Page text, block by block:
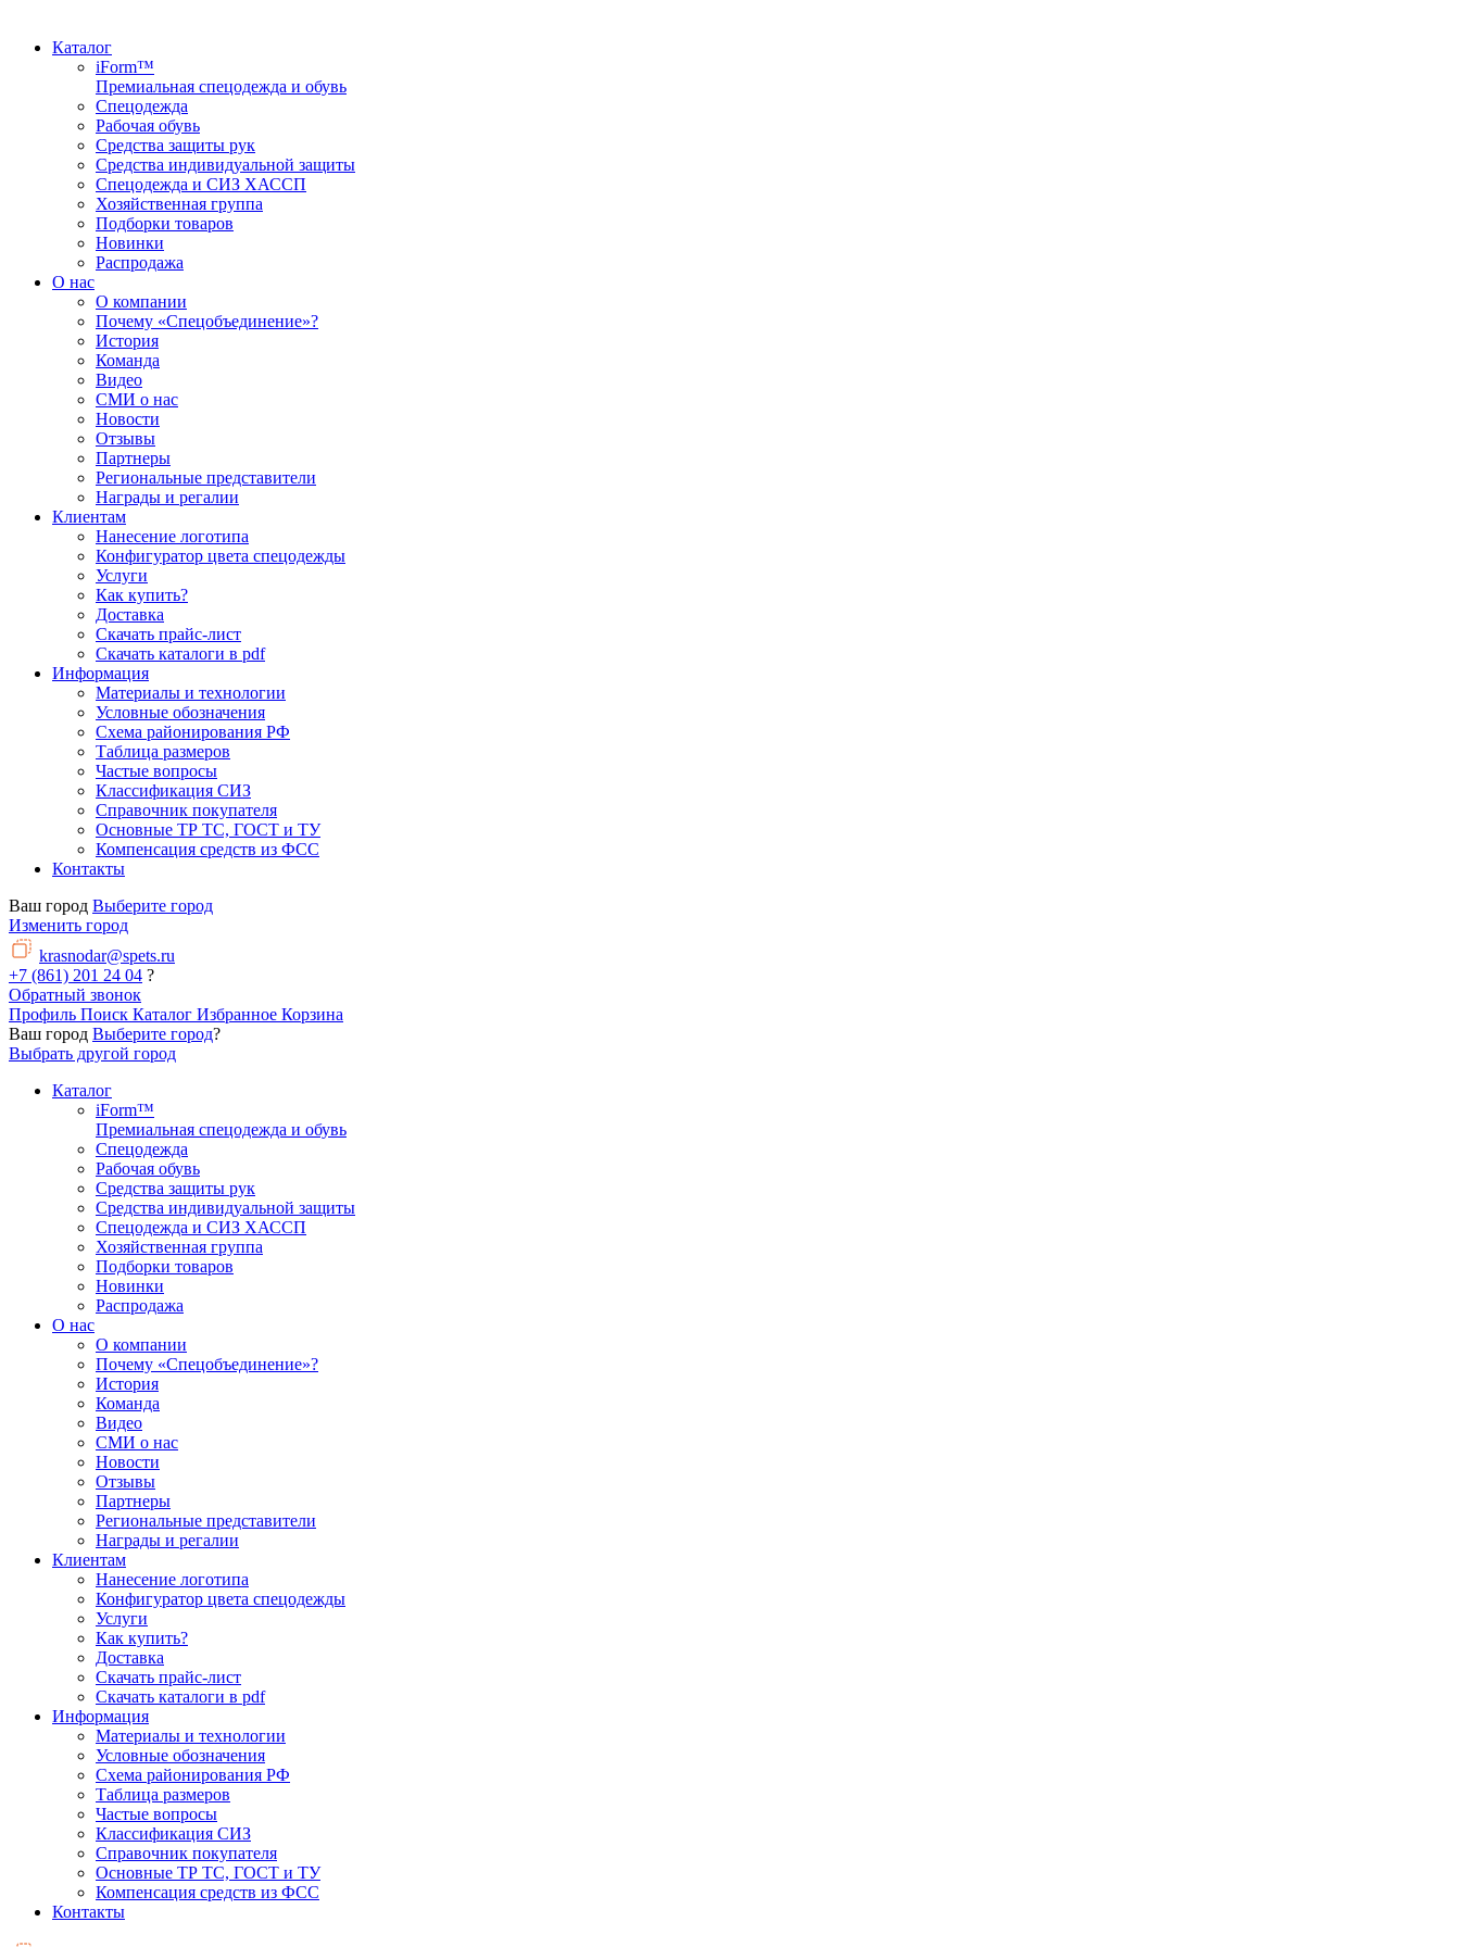
Каталог
iForm™
Премиальная спецодежда и обувь
Спецодежда
Рабочая обувь
Средства защиты рук
Средства индивидуальной защиты
Спецодежда и СИЗ ХАССП
Хозяйственная группа
Подборки товаров
Новинки
Распродажа
О нас
О компании
Почему «Спецобъединение»?
История
Команда
Видео
СМИ о нас
Новости
Отзывы
Партнеры
Региональные представители
Награды и регалии
Клиентам
Нанесение логотипа
Конфигуратор цвета спецодежды
Услуги
Как купить?
Доставка
Скачать прайс-лист
Скачать каталоги в pdf
Информация
Материалы и технологии
Условные обозначения
Схема районирования РФ
Таблица размеров
Частые вопросы
Классификация СИЗ
Справочник покупателя
Основные ТР ТС, ГОСТ и ТУ
Компенсация средств из ФСС
Контакты
Ваш город Выберите город
Изменить город
krasnodar@spets.ru
+7 (861) 201 24 04 ?
Обратный звонок
Профиль Поиск Каталог Избранное Корзина
Ваш город Выберите город?
Выбрать другой город
Каталог
iForm™
Премиальная спецодежда и обувь
Спецодежда
Рабочая обувь
Средства защиты рук
Средства индивидуальной защиты
Спецодежда и СИЗ ХАССП
Хозяйственная группа
Подборки товаров
Новинки
Распродажа
О нас
О компании
Почему «Спецобъединение»?
История
Команда
Видео
СМИ о нас
Новости
Отзывы
Партнеры
Региональные представители
Награды и регалии
Клиентам
Нанесение логотипа
Конфигуратор цвета спецодежды
Услуги
Как купить?
Доставка
Скачать прайс-лист
Скачать каталоги в pdf
Информация
Материалы и технологии
Условные обозначения
Схема районирования РФ
Таблица размеров
Частые вопросы
Классификация СИЗ
Справочник покупателя
Основные ТР ТС, ГОСТ и ТУ
Компенсация средств из ФСС
Контакты